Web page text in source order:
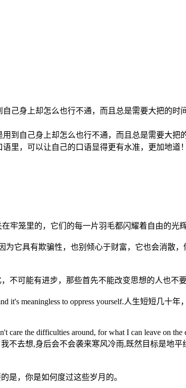
己身上却怎么也行不通，而且总是需要大把的时
到自己身上却怎么也行不通，而且总是需要大把
里，可以让自己的口语显得更有水准，更加地道！
在牢笼里的，它们的每一片羽毛都闪耀着自由的光辉
因为它具有欺骗性，也别倾心于财富，它也会消散
化，不可能有进步，那些首先不能改变思想的人也不
it's meaningless to oppress yourself.人生短短几十
care the difficulties around, for what I can leave on
我不去想,身后会不会袭来寒风冷雨,既然目标是地
的是，你是如何度过这些岁月的。